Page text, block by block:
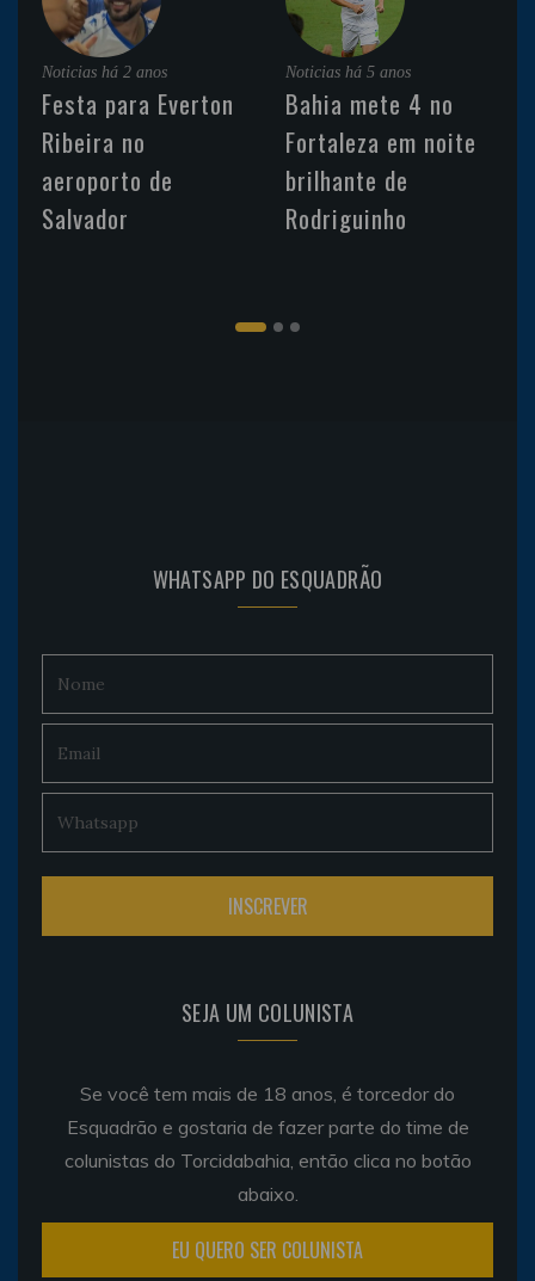
Noticias há 2 anos
Festa para Everton
Ribeira no
aeroporto de
Salvador
Noticias há 5 anos
Bahia mete 4 no
Fortaleza em noite
brilhante de
Rodriguinho
WHATSAPP DO ESQUADRÃO
SEJA UM COLUNISTA
Se você tem mais de 18 anos, é torcedor do
Esquadrão e gostaria de fazer parte do time de
colunistas do Torcidabahia, então clica no botão
abaixo.
EU QUERO SER COLUNISTA